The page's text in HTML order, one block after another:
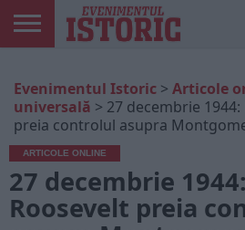
ONLINE
EDIȚII
TIPĂRITE
ISTORIC
PLAY
CONTUL
MEU
Evenimentul Istoric > Articole
universală > 27 decembrie
preia controlul asupra
ARTICOLE ONLINE
27 decembrie
Roosevelt preia